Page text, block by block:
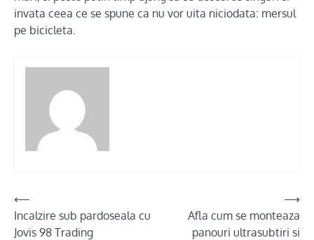
invata ceea ce se spune ca nu vor uita niciodata: mersul
pe bicicleta.
Post
navigation
⟵
Incalzire sub pardoseala cu
Jovis 98 Trading
Afla cum se monteaza
panouri ultrasubtiri si
⟶